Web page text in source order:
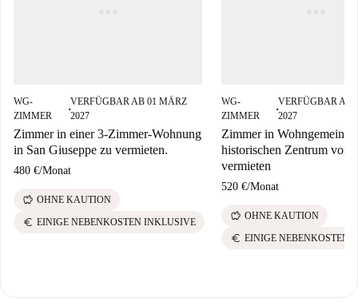
WG-
ZIMMER
■
VERFÜGBAR AB 01 MÄRZ
2027
Zimmer in einer 3-Zimmer-Wohnung
in San Giuseppe zu vermieten.
480 €/Monat
savings OHNE KAUTION
euro EINIGE NEBENKOSTEN INKLUSIVE
WG-
ZIMMER
■
VERFÜGBAR AB
2027
Zimmer in
historischen Zentrum von
vermieten
520 €/Monat
savings OHNE KAUTION
euro EINIGE NEBENKOSTEN